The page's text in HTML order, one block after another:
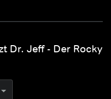
Dr. Jeff - Der Rocky